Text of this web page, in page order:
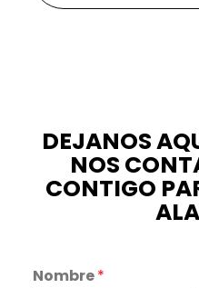
DEJANOS
NOS
CONTIGO
Nombre*